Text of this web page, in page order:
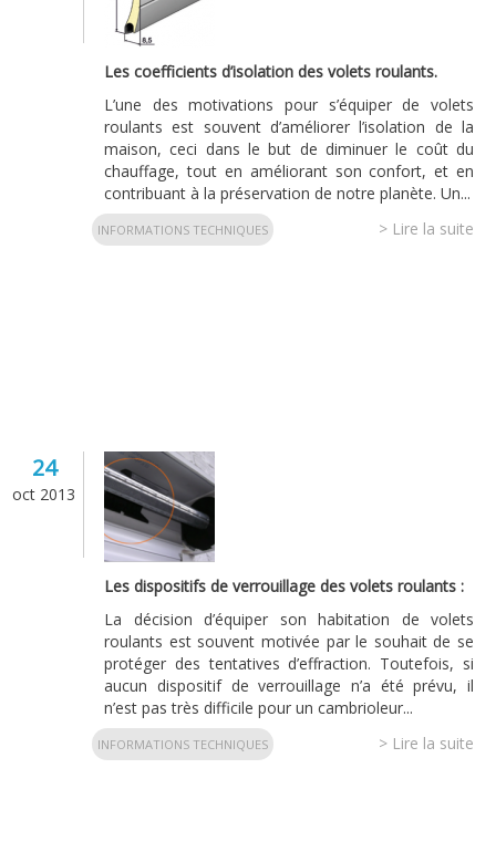
Les coefficients d’isolation des volets roulants.
L’une des motivations pour s’équiper de volets
roulants est souvent d’améliorer l’isolation de la
maison, ceci dans le but de diminuer le coût du
chauffage, tout en améliorant son confort, et en
contribuant à la préservation de notre planète. Un...
> Lire la suite
INFORMATIONS TECHNIQUES
24
oct 2013
Les dispositifs de verrouillage des volets roulants :
La décision d’équiper son habitation de volets
roulants est souvent motivée par le souhait de se
protéger des tentatives d’effraction. Toutefois, si
aucun dispositif de verrouillage n’a été prévu, il
n’est pas très difficile pour un cambrioleur...
> Lire la suite
INFORMATIONS TECHNIQUES